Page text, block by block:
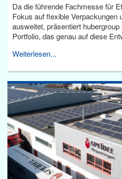
Da die führende Fachmesse für
Fokus auf flexible Verpackungen
ausweitet, präsentiert
Portfolio, das genau auf diese
Weiterlesen...